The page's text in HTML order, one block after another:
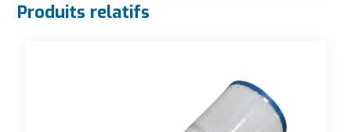
Produits relatifs